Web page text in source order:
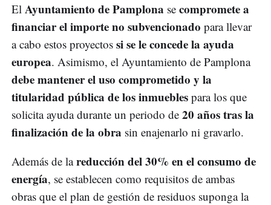
El Ayuntamiento de Pamplona se compromete a
financiar el importe no subvencionado para llevar
a cabo estos proyectos si se le concede la ayuda
europea. Asimismo, el Ayuntamiento de Pamplona
debe mantener el uso comprometido y la
titularidad pública de los inmuebles para los que
solicita ayuda durante un periodo de 20 años tras la
finalización de la obra sin enajenarlo ni gravarlo.
Además de lareducción del 30% en el consumo de
energía, se establecen como requisitos de ambas
obras que el plan de gestión de residuos suponga la